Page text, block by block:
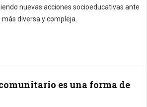
nuevas acciones socioeducativas ante
diversa y compleja.
es una forma de